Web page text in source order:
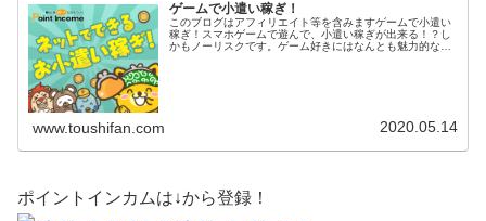
ゲームで小遣い稼ぎ！
このブログはアフィリエイト等を含みますゲームで小遣い
稼ぎ！スマホゲームで遊んで、小遣い稼ぎが出来る！？し
かもノーリスクです。ゲーム好きにはなんとも魅力的な話
www.toushifan.com 2020.05.14
ポイントインカムは↓から登録！